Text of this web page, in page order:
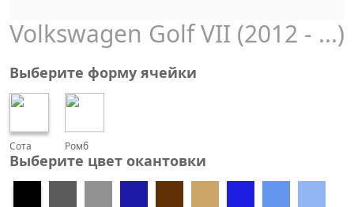
Volkswagen Golf VII (2012 - ...)
Выберите форму ячейки
Сота Ромб
Выберите цвет окантовки